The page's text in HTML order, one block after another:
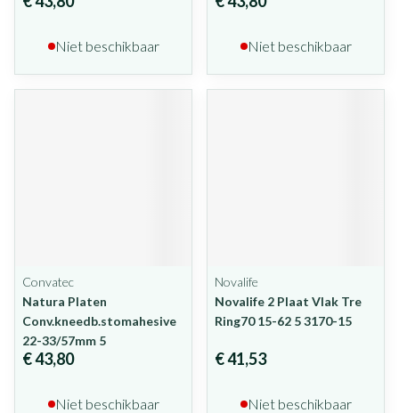
Niet beschikbaar Niet beschikbaar
Convatec
Natura Platen
Conv.kneedb.stomahesive
22-33/57mm 5
€ 43,80
Niet beschikbaar
Novalife
Novalife 2 Plaat Vlak Tre
Ring70 15-62 5 3170-15
€ 41,53
Niet beschikbaar